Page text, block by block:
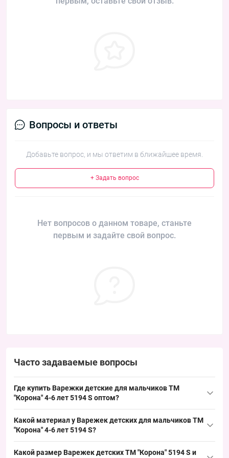
Вопросы и ответы
Добавьте вопрос, и мы ответим в ближайшее время.
+ Задать вопрос
Нет вопросов о данном товаре, станьте
первым и задайте свой вопрос.
Часто задаваемые вопросы
Где купить Варежки детские для мальчиков ТМ
"Корона" 4-6 лет 5194 S оптом?
5194 S можно оптом из Одессы 7КМ; модель представляет
оборот в сезон жовтень–лютий, что удобно при поповненні
Какой материал у Варежек детских для мальчиков ТМ
"Корона" 4-6 лет 5194 S?
Какой размер Варежек детских ТМ "Корона" 5194 S и